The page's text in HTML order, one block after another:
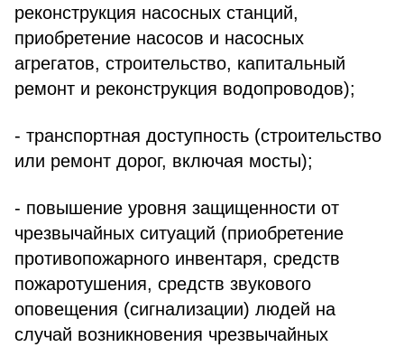
реконструкция насосных станций,
приобретение насосов и насосных
агрегатов, строительство, капитальный
ремонт и реконструкция водопроводов);
- транспортная доступность (строительство
или ремонт дорог, включая мосты);
- повышение уровня защищенности от
чрезвычайных ситуаций (приобретение
противопожарного инвентаря, средств
пожаротушения, средств звукового
оповещения (сигнализации) людей на
случай возникновения чрезвычайных